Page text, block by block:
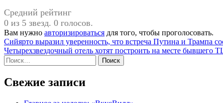
Средний рейтинг
0 из 5 звезд. 0 голосов.
Вам нужно авторизироваться для того, чтобы проголосовать.
Навигация
по
записям
Сийярто выразил уверенность, что встреча Путина и Трампа
Четырехзвездочный отель хотят построить на месте бывшего
Найти:
Свежие записи